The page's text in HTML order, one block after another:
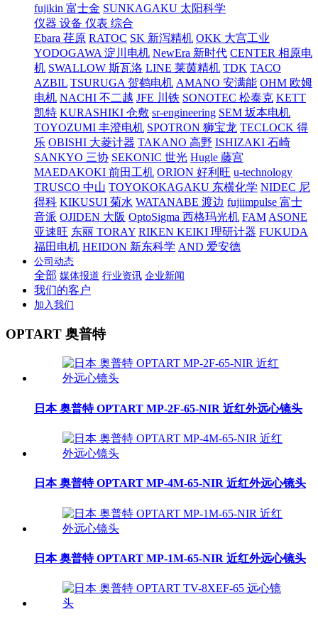
fujikin 富士金 SUNKAGAKU 太阳科学
仪器 设备 仪表 综合
Ebara 荏原 RATOC SK 新泻精机 OKK 大宫工业
YODOGAWA 淀川电机 NewEra 新时代 CENTER 相原电
机 SWALLOW 斯瓦洛 LINE 莱茵精机 TDK TACO
AZBIL TSURUGA 贺鹤电机 AMANO 安满能 OHM 欧姆
电机 NACHI 不二越 JFE 川铁 SONOTEC 松泰克 KETT
凯特 KURASHIKI 仓敷 sr-engineering SEM 坂本电机
TOYOZUMI 丰澄电机 SPOTRON 狮宝龙 TECLOCK 得
乐 OBISHI 大菱计器 TAKANO 高野 ISHIZAKI 石崎
SANKYO 三协 SEKONIC 世光 Hugle 藤宫
MAEDAKOKI 前田工机 ORION 好利旺 u-technology
TRUSCO 中山 TOYOKOKAGAKU 东横化学 NIDEC 尼
得科 KIKUSUI 菊水 WATANABE 渡边 fujiimpulse 富士
音派 OJIDEN 大阪 OptoSigma 西格玛光机 FAM ASONE
亚速旺 东丽 TORAY RIKEN KEIKI 理研计器 FUKUDA
福田电机 HEIDON 新东科学 AND 爱安德
公司动态
全部 媒体报道 行业资讯 企业新闻
我们的客户
加入我们
OPTART 奥普特
日本 奥普特 OPTART MP-2F-65-NIR 近红外远心镜头
日本 奥普特 OPTART MP-4M-65-NIR 近红外远心镜头
日本 奥普特 OPTART MP-1M-65-NIR 近红外远心镜头